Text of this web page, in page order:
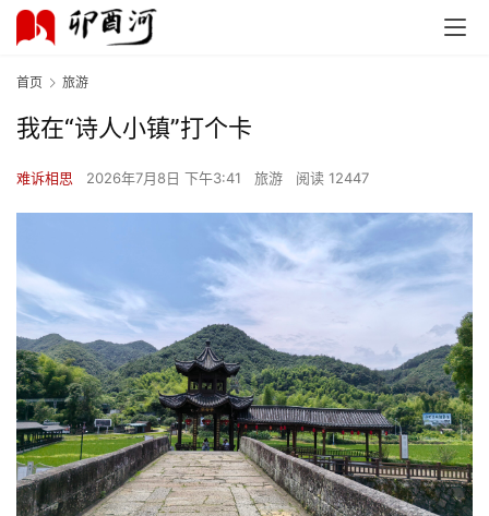
首页 旅游
我在“诗人小镇”打个卡
难诉相思 2026年7月8日 下午3:41 旅游 阅读 12447